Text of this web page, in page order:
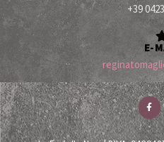
+39
E-